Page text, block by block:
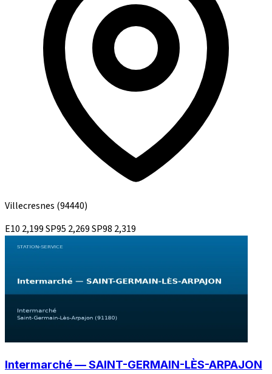
Villecresnes (94440)
E10 2,199SP95 2,269SP98 2,319
Intermarché — SAINT-GERMAIN-LÈS-ARPAJON